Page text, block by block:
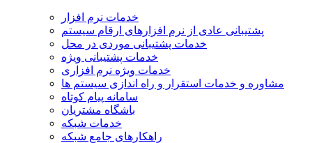
خدمات نرم افزار
پشتیبانی عادی از نرم افزارهای ارقام سیستم
خدمات پشتیبانی موردی در محل
خدمات پشتیبانی ویژه
خدمات ویژه نرم افزاری
مشاوره و خدمات استقرار و راه اندازی سیستم ها
سامانه پیام کوتاه
باشگاه مشتریان
خدمات شبکه
راهکارهای جامع شبکه